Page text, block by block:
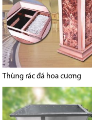
Thùng rác đá hoa cương